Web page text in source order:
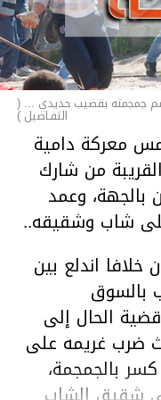
جمجمته بقضيب حديدي ... (
التفـاصيل )
معركة دامية
من شارك
بالجهة، وعمد
على شاب وشقيقه..
اندلع بين
بالسوق
الحال إلى
ضرب غريمه على
بالجمجمة،